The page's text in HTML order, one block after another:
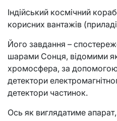
Індійський космічний
корисних вантажів
Його завдання –
шарами Сонця, відомими
хромосфера, за допомогою
детектори
детектори частинок.
Ось як виглядатиме